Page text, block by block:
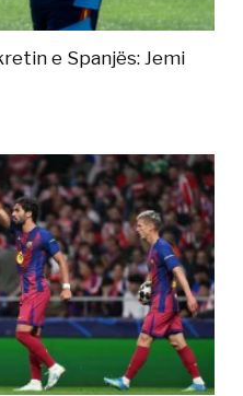
e Spanjës: Jemi